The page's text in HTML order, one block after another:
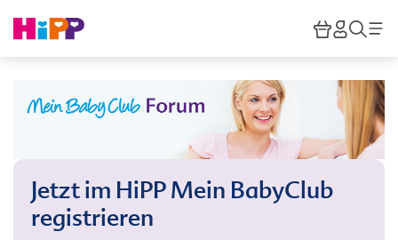
HiPP
Jetzt im HiPP Mein BabyClub
registrieren